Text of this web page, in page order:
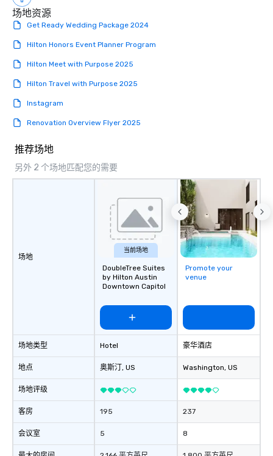
business’, we can handle your wants
and needs equally well. We’re in
business too, and we know you’re
looking for the best rental and event
Premiere is that best-value option. At
Premiere, our industry experience,
offerings, and friendly, helpful support
makes life easier for event planners,
management companies. We respect
role, and value your time. We’re
keenly aware that you, along with your
clients and customer, and driven by
success. We will not disappoint! We
generously support companies and
organizations who work in the events
community. Premiere supports the
broader community too, and is a
generous contributor, especially to
furry family members, and value
opportunities to support them as well.
and look forward to meeting you.
场地资源
Get Ready Wedding Package 2024
Hilton Honors Event Planner Program
Hilton Meet with Purpose 2025
Hilton Travel with Purpose 2025
Instagram
Renovation Overview Flyer 2025
推荐场地
另外 2 个场地匹配您的需要
场地
场地类型
地点
场地评级
客房
会议室
当前场地
DoubleTree Suites
by Hilton Austin
Downtown Capitol
Hotel
奥斯汀 , US
195
5
Promote your
venue
豪华酒店
Washington, US
237
8